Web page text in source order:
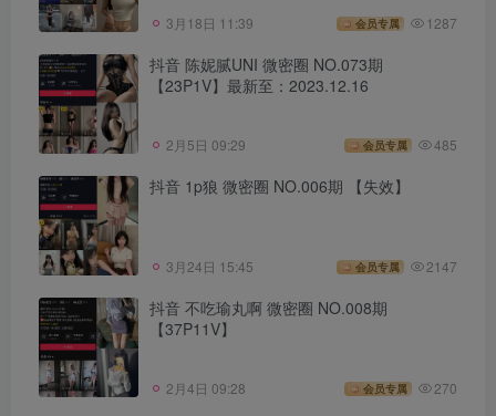
3月18日 11:39 会员专属 1287
抖音 陈妮腻UNI 微密圈 NO.073期
【23P1V】最新至：2023.12.16
2月5日 09:29 会员专属 485
抖音 1p狼 微密圈 NO.006期 【失效】
3月24日 15:45 会员专属 2147
抖音 不吃瑜丸啊 微密圈 NO.008期
【37P11V】
2月4日 09:28 会员专属 270